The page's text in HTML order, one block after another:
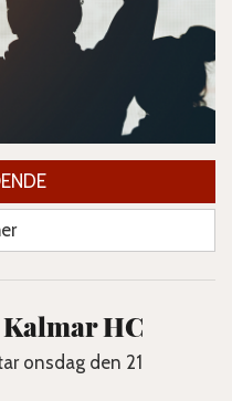
HC
onsdag den 21